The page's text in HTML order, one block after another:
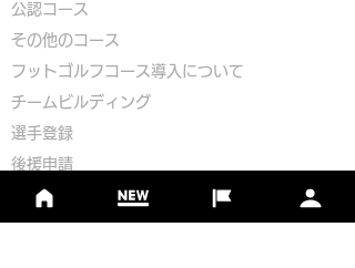
公認コース
​その他のコース
​ フットゴルフコース導入について
​チームビルディング
選手登録​
​後援申請
​イベント依頼
プライバシーポリシー